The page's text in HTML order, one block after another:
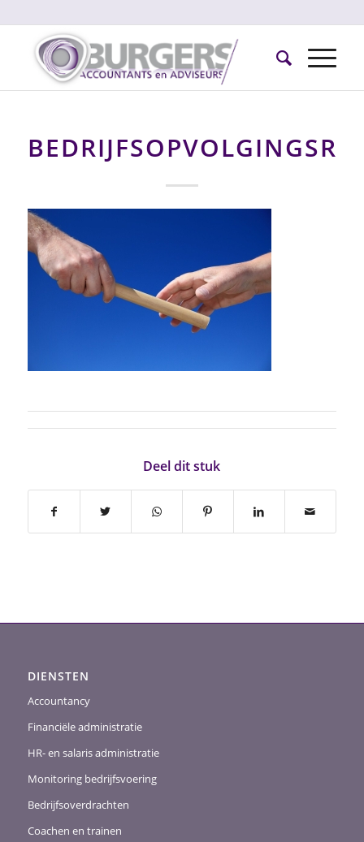
Deel dit stuk
DIENSTEN
Accountancy
Financiële administratie
HR- en salaris administratie
Monitoring bedrijfsvoering
Bedrijfsoverdrachten
Coachen en trainen